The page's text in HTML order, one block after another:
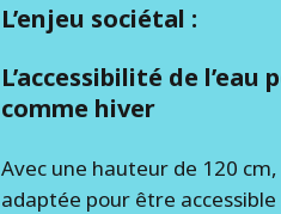
L’enjeu sociétal :
L’accessibilité de
comme hiver
Avec une hauteur de 120
adaptée pour être